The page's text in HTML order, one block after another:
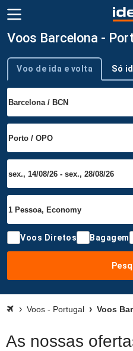
Voos Barcelona -
Tipo de viagem
Voo de ida e volta Só
Voos Diretos Bagagem
Voos - Portugal Voos
As nossas